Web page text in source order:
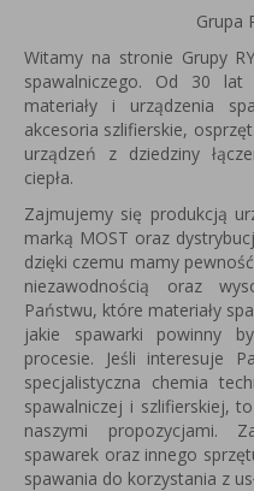
Grupa
Witamy na stronie Grupy
spawalniczego. Od 30
materiały i urządzenia
akcesoria szlifierskie,
urządzeń z dziedziny
ciepła.
Zajmujemy się produkcją
marką MOST oraz
dzięki czemu mamy
niezawodnością oraz
Państwu, które materiały
jakie spawarki powinny
procesie. Jeśli interesuje
specjalistyczna chemia
spawalniczej i szlifierskiej,
naszymi propozycjami.
spawarek oraz innego
spawania do korzystania z